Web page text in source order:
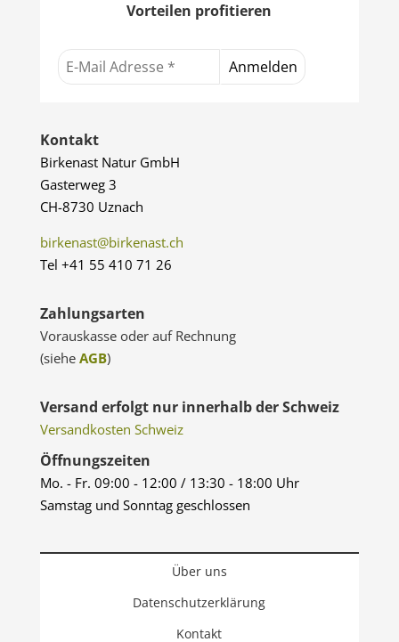
Vorteilen profitieren
Kontakt
Birkenast Natur GmbH
Gasterweg 3
CH-8730 Uznach
birkenast@birkenast.ch
Tel +41 55 410 71 26
Zahlungsarten
Vorauskasse oder auf Rechnung
(siehe AGB)
Versand erfolgt nur innerhalb der Schweiz
Versandkosten Schweiz
Öffnungszeiten
Mo. - Fr. 09:00 - 12:00 / 13:30 - 18:00 Uhr
Samstag und Sonntag geschlossen
Über uns
Datenschutzerklärung
Kontakt